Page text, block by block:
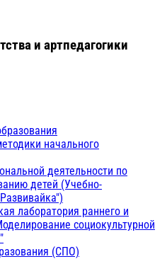
и артпедагогики
начального
деятельности по
детей (Учебно-
лаборатория раннего и
социокультурной
(СПО)